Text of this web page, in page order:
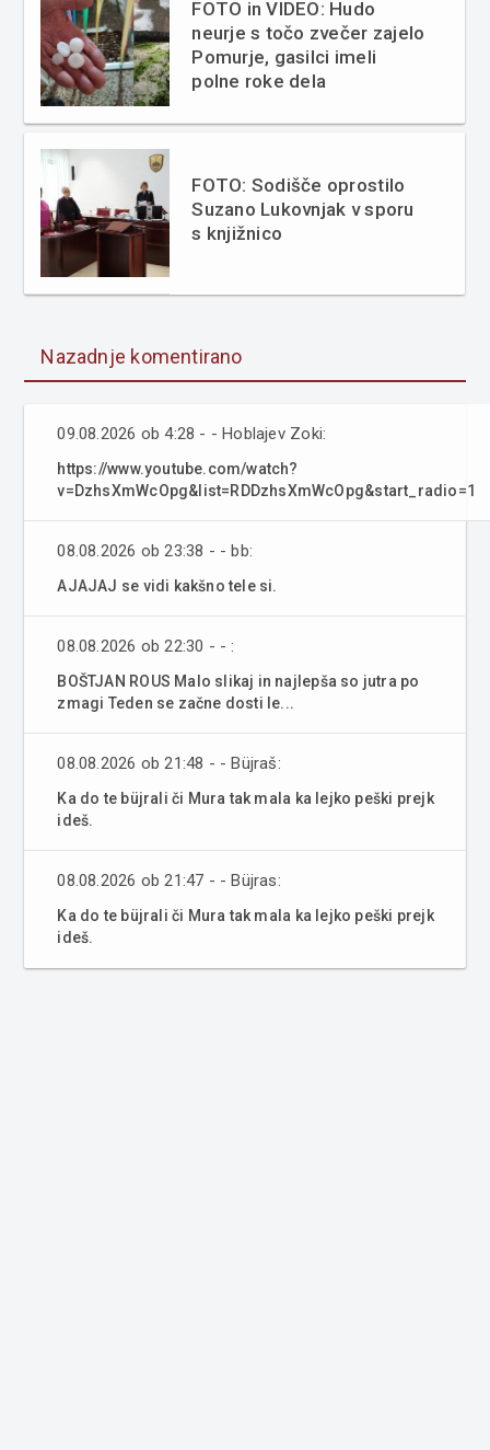
FOTO in VIDEO: Hudo
neurje s točo zvečer zajelo
Pomurje, gasilci imeli
polne roke dela
FOTO: Sodišče oprostilo
Suzano Lukovnjak v sporu
s knjižnico
Nazadnje komentirano
09.08.2026 ob 4:28 - - Hoblajev Zoki:
https://www.youtube.com/watch?
v=DzhsXmWcOpg&list=RDDzhsXmWcOpg&start_radio=1
08.08.2026 ob 23:38 - - bb:
AJAJAJ se vidi kakšno tele si.
08.08.2026 ob 22:30 - - :
BOŠTJAN ROUS Malo slikaj in najlepša so jutra po
zmagi Teden se začne dosti le...
08.08.2026 ob 21:48 - - Büjraš:
Ka do te büjrali či Mura tak mala ka lejko peški prejk
ideš.
08.08.2026 ob 21:47 - - Büjras:
Ka do te büjrali či Mura tak mala ka lejko peški prejk
ideš.